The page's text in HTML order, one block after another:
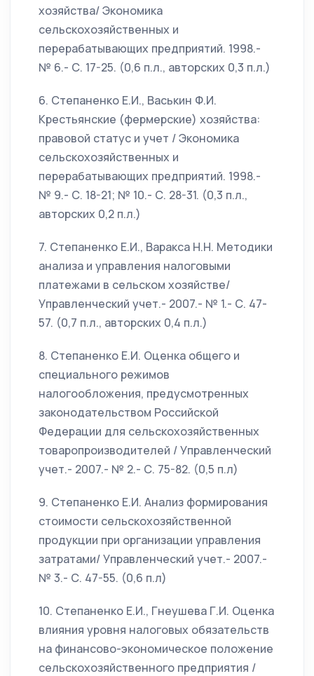
хозяйства/ Экономика
сельскохозяйственных и
перерабатывающих предприятий. 1998.-
№ 6.- С. 17-25. (0,6 п.л., авторских 0,3 п.л.)
6. Степаненко Е.И., Васькин Ф.И.
Крестьянские (фермерские) хозяйства:
правовой статус и учет / Экономика
сельскохозяйственных и
перерабатывающих предприятий. 1998.-
№ 9.- С. 18-21; № 10.- С. 28-31. (0,3 п.л.,
авторских 0,2 п.л.)
7. Степаненко Е.И., Варакса Н.Н. Методики
анализа и управления налоговыми
платежами в сельском хозяйстве/
Управленческий учет.- 2007.- № 1.- С. 47-
57. (0,7 п.л., авторских 0,4 п.л.)
8. Степаненко Е.И. Оценка общего и
специального режимов
налогообложения, предусмотренных
законодательством Российской
Федерации для сельскохозяйственных
товаропроизводителей / Управленческий
учет.- 2007.- № 2.- С. 75-82. (0,5 п.л)
9. Степаненко Е.И. Анализ формирования
стоимости сельскохозяйственной
продукции при организации управления
затратами/ Управленческий учет.- 2007.-
№ 3.- С. 47-55. (0,6 п.л)
10. Степаненко Е.И., Гнеушева Г.И. Оценка
влияния уровня налоговых обязательств
на финансово-экономическое положение
сельскохозяйственного предприятия /